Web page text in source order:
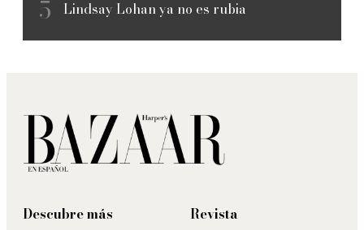
Lindsay Lohan ya no es rubia
Descubre más
Revista